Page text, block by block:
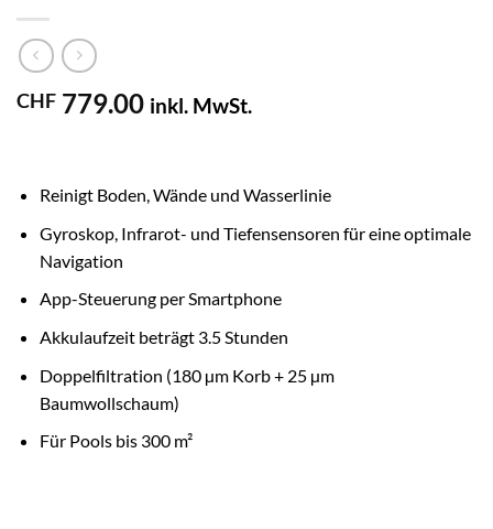
CHF 779.00 inkl. MwSt.
Reinigt Boden, Wände und Wasserlinie
Gyroskop, Infrarot- und Tiefensensoren für eine optimale
Navigation
App-Steuerung per Smartphone
Akkulaufzeit beträgt 3.5 Stunden
Doppelfiltration (180 µm Korb + 25 µm
Baumwollschaum)
Für Pools bis 300 m²